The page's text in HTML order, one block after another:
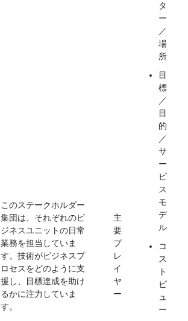
このステークホルダー
集団は、それぞれのビ
ジネスユニットの日常
業務を担当していま
す。技術がビジネスプ
ロセスをどのように支
援し、目標達成を助け
るかに注力していま
す。
主
要
プ
レ
イ
ヤ
ー
タ
ー
／
場
所
目
標
／
目
的
／
サ
ー
ビ
ス
モ
デ
ル
コ
ス
ト
ビ
ュ
ー